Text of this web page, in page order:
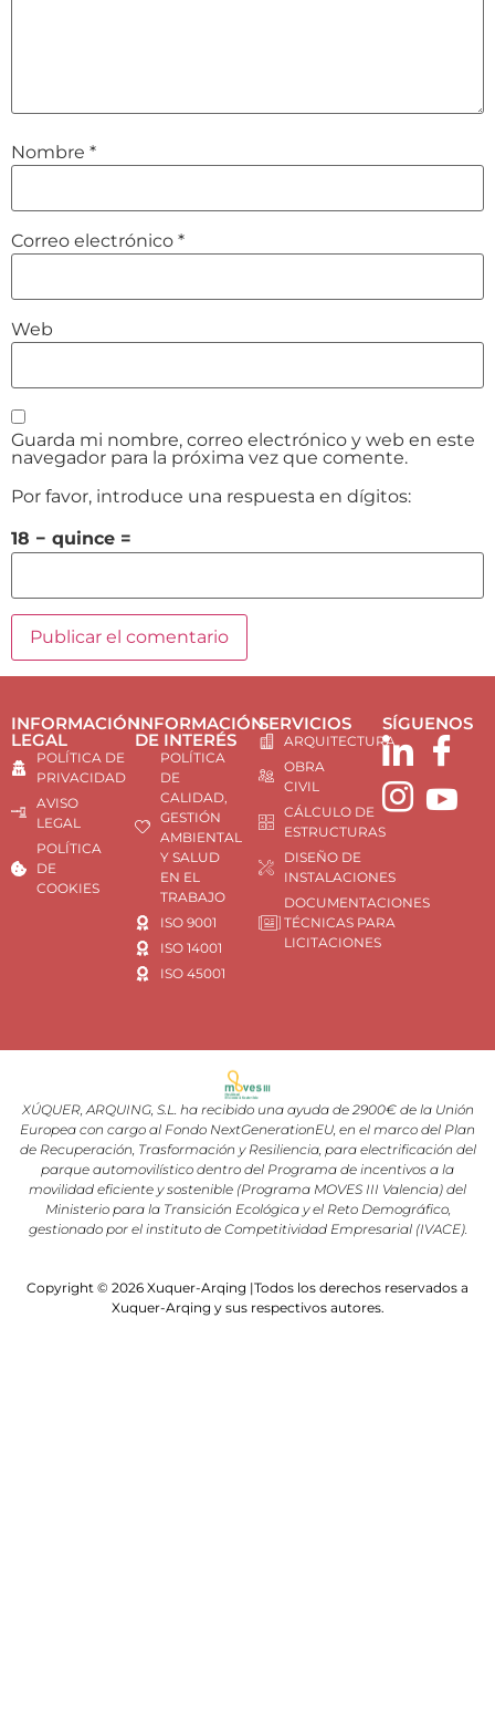
Nombre *
Correo electrónico *
Web
Guarda mi nombre, correo electrónico y web en este
navegador para la próxima vez que comente.
Por favor, introduce una respuesta en dígitos:
18 − quince =
INFORMACIÓN
LEGAL
POLÍTICA DE
PRIVACIDAD
AVISO
LEGAL
POLÍTICA
DE
COOKIES
INFORMACIÓN
DE INTERÉS
POLÍTICA
DE
CALIDAD,
GESTIÓN
AMBIENTAL
Y SALUD
EN EL
TRABAJO
ISO 9001
ISO 14001
ISO 45001
SERVICIOS
ARQUITECTURA
OBRA
CIVIL
CÁLCULO DE
ESTRUCTURAS
DISEÑO DE
INSTALACIONES
DOCUMENTACIONES
TÉCNICAS PARA
LICITACIONES
SÍGUENOS
XÚQUER, ARQUING, S.L. ha recibido una ayuda de 2900€ de la Unión
Europea con cargo al Fondo NextGenerationEU, en el marco del Plan
de Recuperación, Trasformación y Resiliencia, para electrificación del
parque automovilístico dentro del Programa de incentivos a la
movilidad eficiente y sostenible (Programa MOVES III Valencia) del
Ministerio para la Transición Ecológica y el Reto Demográfico,
gestionado por el instituto de Competitividad Empresarial (IVACE).
Copyright © 2026 Xuquer-Arqing |Todos los derechos reservados a
Xuquer-Arqing y sus respectivos autores.